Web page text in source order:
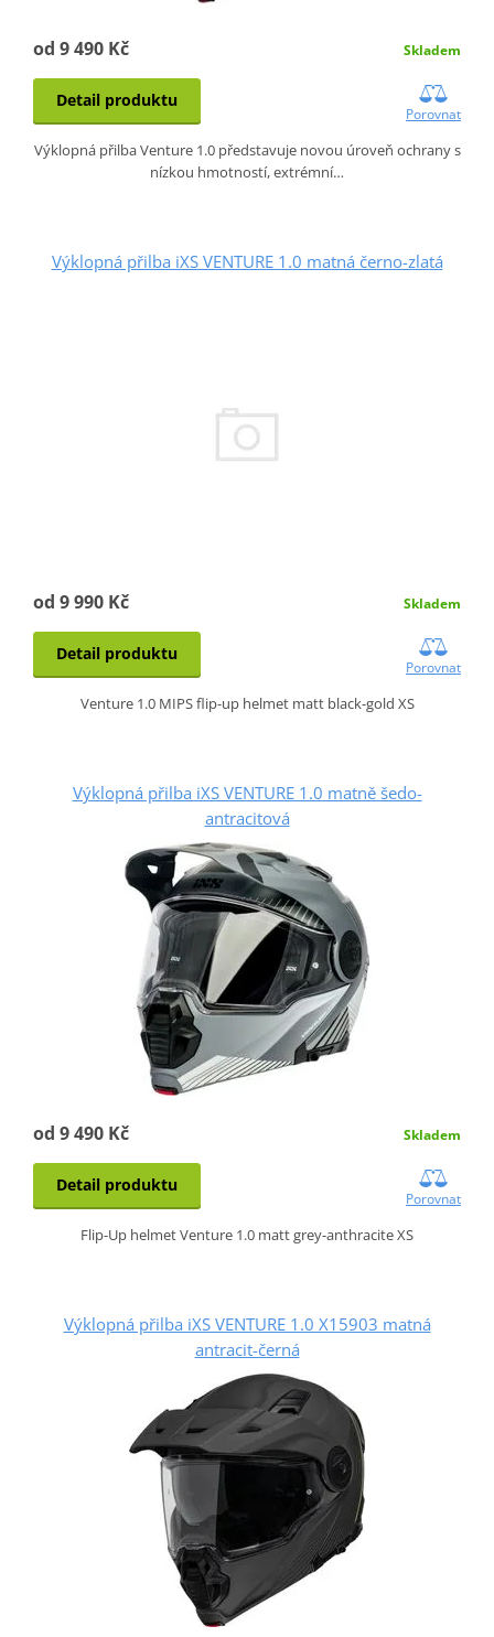
od 9 490 Kč Skladem
Detail produktu
Porovnat
Výklopná přilba Venture 1.0 představuje novou úroveň ochrany s
nízkou hmotností, extrémní…
Výklopná přilba iXS VENTURE 1.0 matná černo-zlatá
od 9 990 Kč Skladem
Detail produktu
Porovnat
Venture 1.0 MIPS flip-up helmet matt black-gold XS
Výklopná přilba iXS VENTURE 1.0 matně šedo-
antracitová
od 9 490 Kč Skladem
Detail produktu
Porovnat
Flip-Up helmet Venture 1.0 matt grey-anthracite XS
Výklopná přilba iXS VENTURE 1.0 X15903 matná
antracit-černá